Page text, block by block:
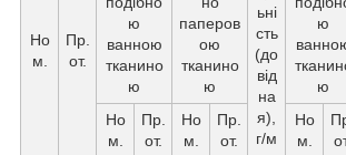
ьні
сть
(до
від
на
я),
г/м
Но
м.
Пр.
от.
ю
ванною
тканино
ю
паперов
ою
тканино
ю
ю
ю
Но
м.
Пр.
от.
Но
м.
Пр.
от.
Но
м.